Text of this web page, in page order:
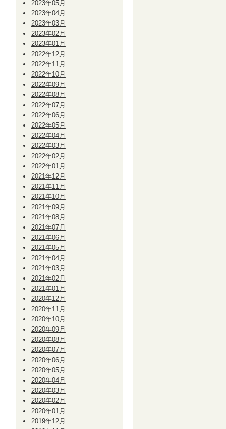
2023年05月
2023年04月
2023年03月
2023年02月
2023年01月
2022年12月
2022年11月
2022年10月
2022年09月
2022年08月
2022年07月
2022年06月
2022年05月
2022年04月
2022年03月
2022年02月
2022年01月
2021年12月
2021年11月
2021年10月
2021年09月
2021年08月
2021年07月
2021年06月
2021年05月
2021年04月
2021年03月
2021年02月
2021年01月
2020年12月
2020年11月
2020年10月
2020年09月
2020年08月
2020年07月
2020年06月
2020年05月
2020年04月
2020年03月
2020年02月
2020年01月
2019年12月